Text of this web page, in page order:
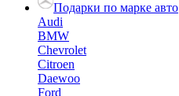
Подарки по марке авто
Audi
BMW
Chevrolet
Citroen
Daewoo
Ford